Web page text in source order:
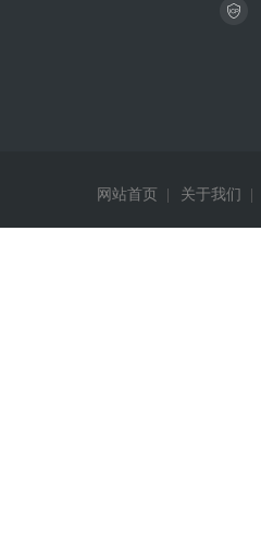
网站首页 关于我们